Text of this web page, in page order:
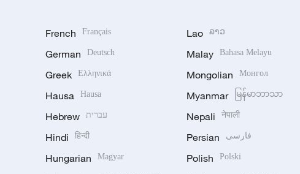
French Français
German Deutsch
Greek Ελληνικά
Hausa Hausa
Hebrew עברית
Hindi हिन्दी
Hungarian Magyar
Lao ລາວ
Malay Bahasa Melayu
Mongolian Монгол
Myanmar မြန်မာဘာသာ
Nepali नेपाली
Persian فارسی
Polish Polski